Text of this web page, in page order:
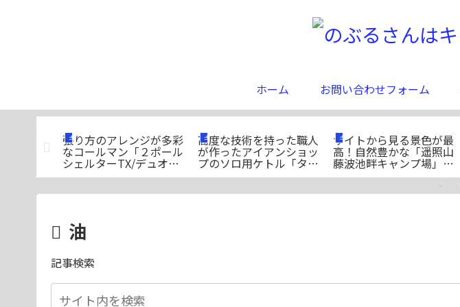
ホーム お問い合わせフォーム
テントが
グリスの
ギア
張り方のアレンジが多彩
なコールマン「２ポール
シェルターTX/デュオ」
のご紹介
ギア
高度な技術を持った職人
が作ったアイアンショッ
プのソロ用ケトル「ター
トルケトル」
キャンプ場紹介
サイトから見る景色が最
高！自然豊かな「遥照山
藤波池畔キャンプ場」の
ご紹介
油
記事検索